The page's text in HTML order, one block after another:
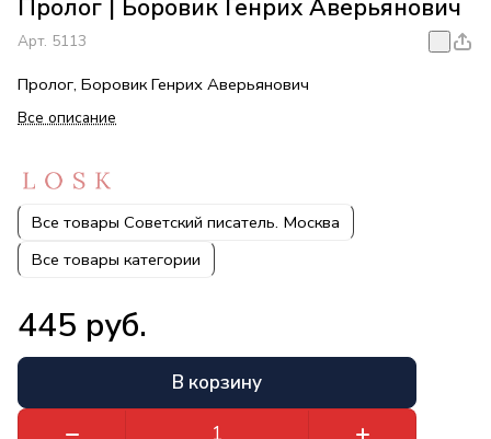
Пролог | Боровик Генрих Аверьянович
Арт. 5113
Пролог, Боровик Генрих Аверьянович
Все описание
Все товары Советский писатель. Москва
Все товары категории
445 руб.
В корзину